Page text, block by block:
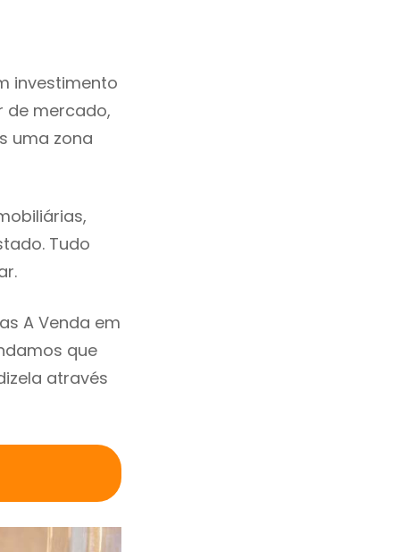
investimento
de mercado,
uma zona
Tudo
A Venda em
que
através